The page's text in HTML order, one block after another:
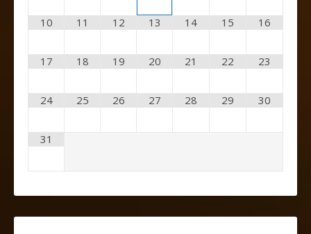
10 11 12 13 14 15 16
17 18 19 20 21 22 23
24 25 26 27 28 29 30
31